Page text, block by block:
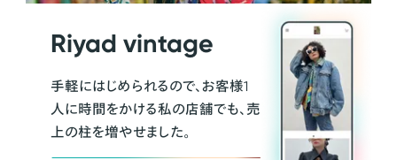
Riyad vintage
手軽にはじめられるので、お客様1
人に時間をかける私の店舗でも、売
上の柱を増やせました。